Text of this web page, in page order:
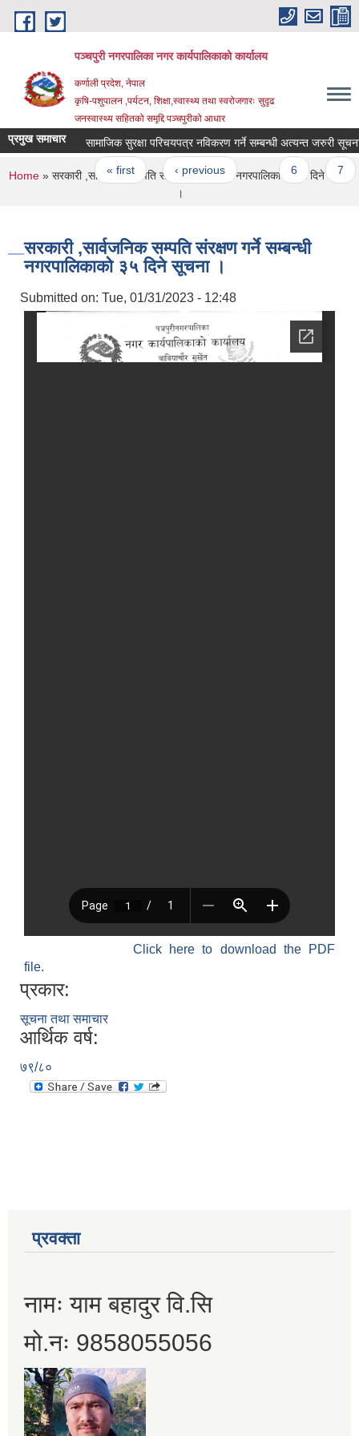
Skip to main content
पञ्चपुरी नगरपालिका नगर कार्यपालिकाको कार्यालय
कर्णाली प्रदेश, नेपाल
कृषि-पशुपालन ,पर्यटन, शिक्षा,स्वास्थ्य तथा स्वरोजगारः सुदृढ
जनस्वास्थ्य सहितको समृद्दि पञ्चपुरीको आधार
प्रमुख समाचारसामाजिक सुरक्षा परिचयपत्र नविकरण गर्ने सम्बन्धी अत्यन्त जरुरी सूचना ।
Pages
« first ‹ previous … 6 7
You are here
Home» सरकारी ,सार्वजनिक सम्पति संरक्षण गर्ने सम्बन्धी नगरपालिकाको ३५ दिने सूचना
।
सरकारी ,सार्वजनिक सम्पति संरक्षण गर्ने सम्बन्धी
नगरपालिकाको ३५ दिने सूचना ।
Submitted on: Tue, 01/31/2023 - 12:48
Click here to download the PDF
file.
प्रकार:
सूचना तथा समाचार
आर्थिक वर्ष:
७९/८०
प्रवक्ता
नामः याम बहादुर वि.सि
मो.नः 9858055056